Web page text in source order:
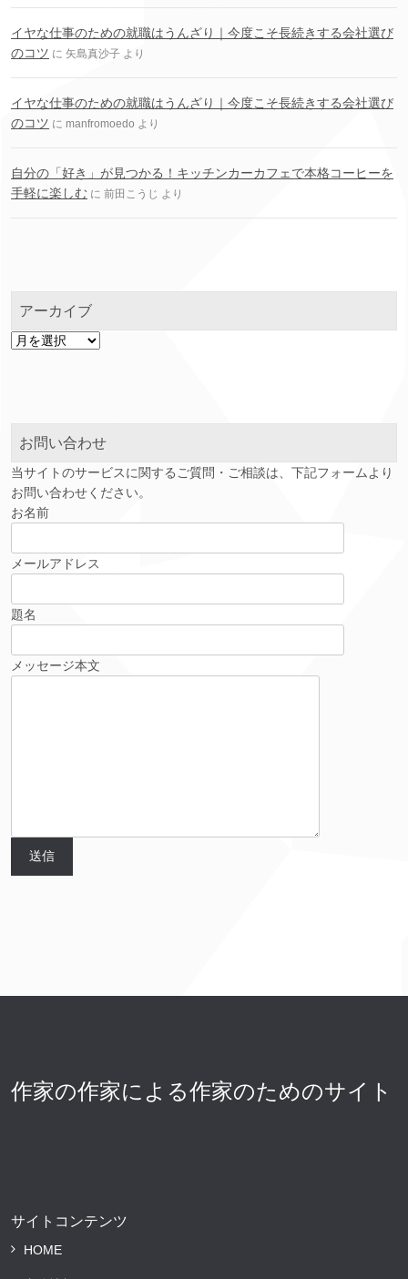
イヤな仕事のための就職はうんざり｜今度こそ長続きする会社選び
のコツ に 矢島真沙子 より
イヤな仕事のための就職はうんざり｜今度こそ長続きする会社選び
のコツ に manfromoedo より
自分の「好き」が見つかる！キッチンカーカフェで本格コーヒーを
手軽に楽しむ に 前田こうじ より
アーカイブ
ア
お問い合わせ
当サイトのサービスに関するご質問・ご相談は、下記フォームより
お問い合わせください。
お名前
メールアドレス
題名
メッセージ本文
作家の作家による作家のためのサイト
サイトコンテンツ
HOME